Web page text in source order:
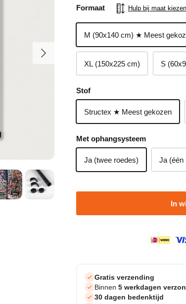
Volgende
Formaat Hulp bij maat kiezen
M (90x140 cm) ★ Meest
XL (150x225 cm) S
Stof
Structex ★ Meest gekozen
Met ophangsysteem
Ja (twee roedes) Ja (één
In
Gratis verzending
Binnen 5 werkdagen
30 dagen bedenktijd